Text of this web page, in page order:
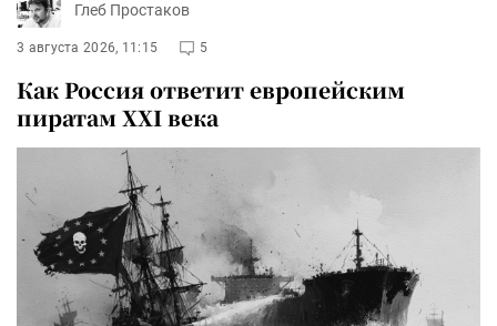
Глеб Простаков
3 августа 2026, 11:15 5
Как Россия ответит европейским
пиратам XXI века